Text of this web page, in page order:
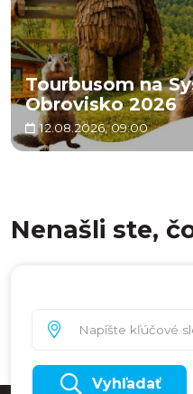
Tourbusom na
Obrovisko 2026
12.08.2026, 09:00
Nenašli ste,
Vyhľadať